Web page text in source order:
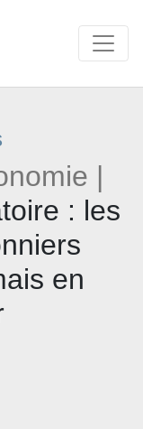
|
: les
en